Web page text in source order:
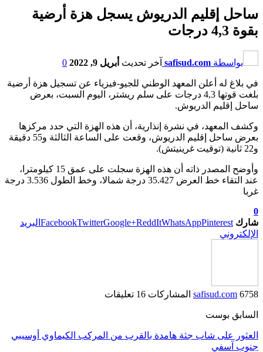
ساحل إقليم الدريوش يسجل هزة أرضية
بقوة 4,3 درجات
بواسطة safisud.com آخر تحديث أبريل 9, 2022 0
في بلاغ له أعلن المعهد الوطني للجيو-فيزياء عن تسجيل هزة أرضية
بلغت قوتها 4,3 درجات على سلم ريشتر، اليوم السبت، بعرض
ساحل إقليم الدريوش.
وكشف المعهد، في نشرة إنذارية، أن هذه الهزة التي حدد مركزها
بعرض ساحل إقليم الدريوش، وقعت على الساعة الثالثة و55 دقيقة
و22 ثانية (توقيت غرينيتش).
وأوضح المصدر ذاته أن هذه الهزة سجلت على عمق 15 كيلومترا،
عند التقاء خط العرض 35.427 درجة شمالا، وخط الطول 3.536 درجة
غربا
0
شارك
FacebookTwitterGoogle+ReddItWhatsAppPinterest
البريد
الإلكتروني
safisud.com 6758 المشاركات 16 تعليقات
السابق بوست
العثور على شاب جثة هامدة بالقرب من المركب الكيماوي أوسيبي
جنوب آسفي